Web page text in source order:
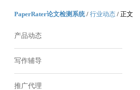
PaperRater论文检测系统/ 行业动态 / 正文
产品动态
写作辅导
推广代理